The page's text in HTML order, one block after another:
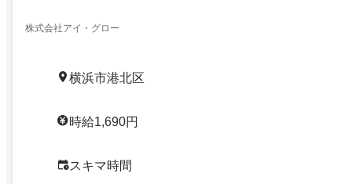
株式会社アイ・グロー
横浜市港北区
時給1,690円
スキマ時間